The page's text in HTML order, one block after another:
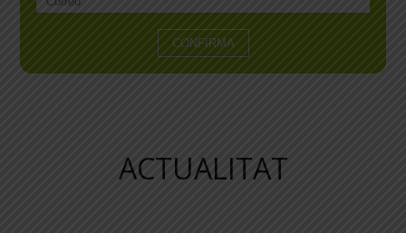
ACTUALITAT